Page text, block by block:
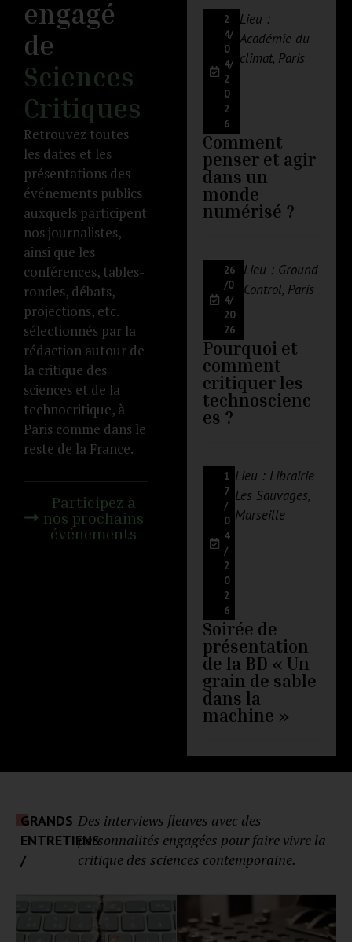
engagé
de
Sciences
Critiques
Retrouvez toutes
les dates et les
présentations des
événements publics
auxquels participent
nos journalistes,
ainsi que les
conférences, tables-
rondes, débats,
projections, etc.
sélectionnés par la
rédaction autour de
la critique des
sciences et de la
technocritique, à
Paris comme dans le
reste de la France.
Participez à
nos prochains
événements
2
4/
0
4/
2
0
2
6
Lieu :
Académie du
climat, Paris
Comment
penser et agir
dans un
monde
numérisé ?
26
/0
4/
20
26
Lieu : Ground
Control, Paris
Pourquoi et
comment
critiquer les
technoscienc
es ?
1
7
/
0
4
/
2
0
2
6
Lieu : Librairie
Les Sauvages,
Marseille
Soirée de
présentation
de la BD « Un
grain de sable
dans la
machine »
GRANDS
ENTRETIENS
/
Des interviews fleuves avec des
personnalités engagées pour faire vivre la
critique des sciences contemporaine.